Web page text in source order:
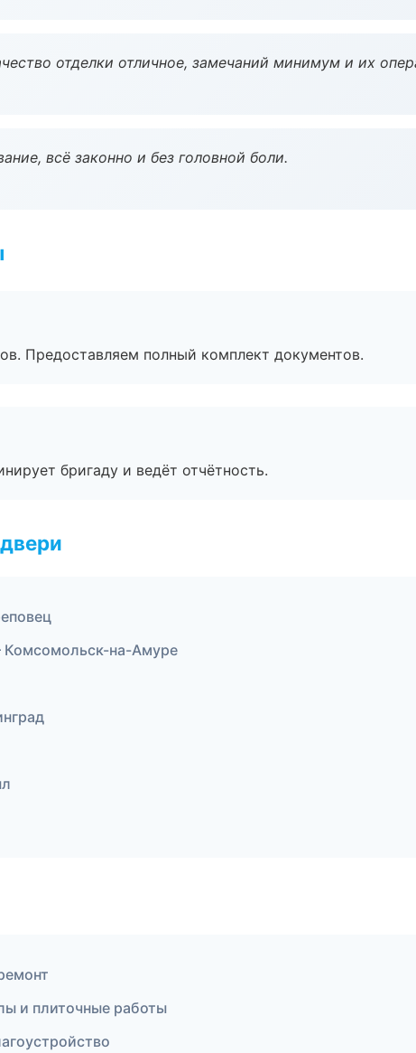
отделки отличное, замечаний минимум и их
всё законно и без головной боли.
Предоставляем полный комплект документов.
бригаду и ведёт отчётность.
Комсомольск-на-Амуре
и плиточные работы